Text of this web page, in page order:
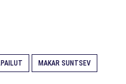
MAKAR SUNTSEV